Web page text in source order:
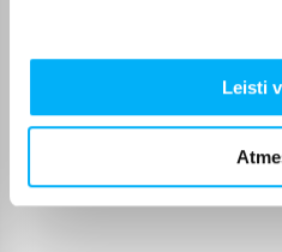
Leisti
Svarstoma tarp Dyson Airwrap ir